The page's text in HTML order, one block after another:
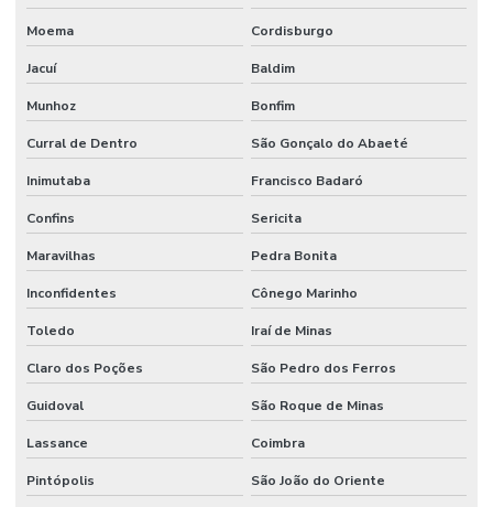
Moema Cordisburgo
Jacuí Baldim
Munhoz Bonfim
Curral de Dentro São Gonçalo do Abaeté
Inimutaba Francisco Badaró
Confins Sericita
Maravilhas Pedra Bonita
Inconfidentes Cônego Marinho
Toledo Iraí de Minas
Claro dos Poções São Pedro dos Ferros
Guidoval São Roque de Minas
Lassance Coimbra
Pintópolis São João do Oriente